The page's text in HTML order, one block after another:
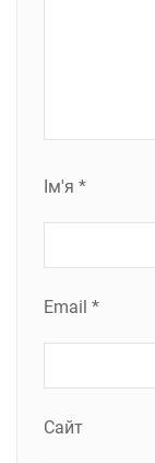
Ім'я *
Email *
Сайт